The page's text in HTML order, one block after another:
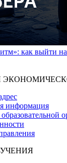
как выйти
информация